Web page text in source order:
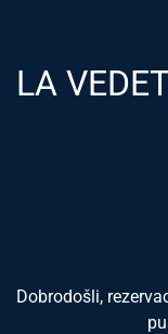
LA
Dobrodošli,